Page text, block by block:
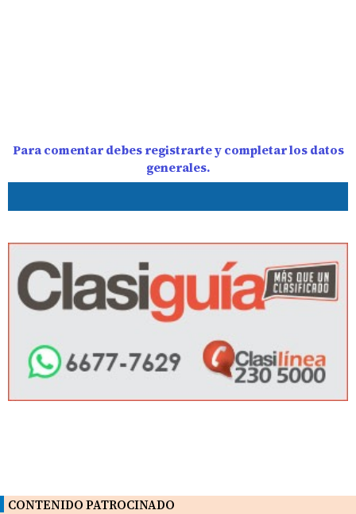
Para comentar debes registrarte y completar los datos
generales.
CONTENIDO PATROCINADO